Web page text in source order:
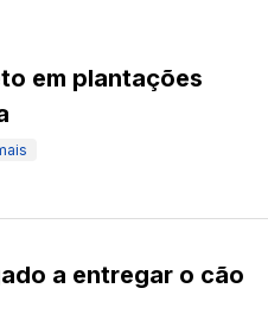
em plantações
a entregar o cão